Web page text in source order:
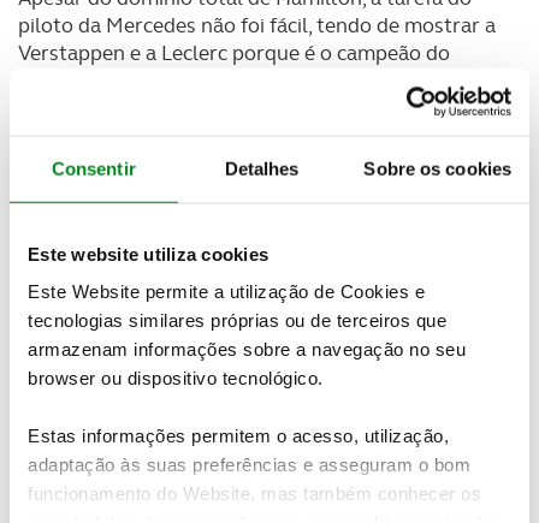
Consentir Detalhes Sobre os cookies
Este website utiliza cookies
Este Website permite a utilização de Cookies e
tecnologias similares próprias ou de terceiros que
armazenam informações sobre a navegação no seu
browser ou dispositivo tecnológico.
Estas informações permitem o acesso, utilização,
adaptação às suas preferências e asseguram o bom
funcionamento do Website, mas também conhecer os
piloto da Mercedes não foi fácil, tendo de mostrar a
Verstappen e a Leclerc porque é o campeão do
mundo de Fórmula 1. Os jovens pilotos voltaram a
Red Bull de
Max Verstappen a levar a melhor perante o Ferrari
de Charles Leclerc, com um duelo entusiasmante